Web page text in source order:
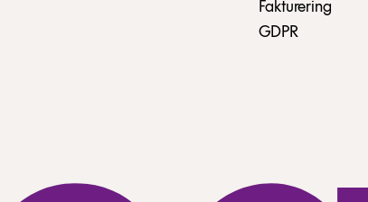
Fakturering
GDPR